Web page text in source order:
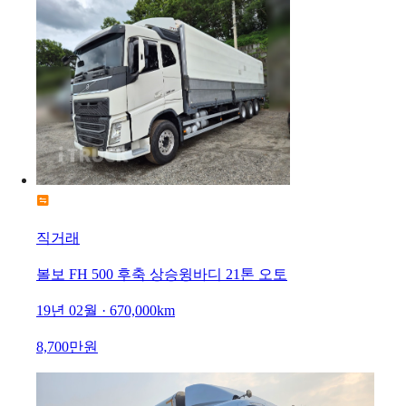
직거래
볼보 FH 500 후축 상승윙바디 21톤 오토
19년 02월 · 670,000km
8,700만원